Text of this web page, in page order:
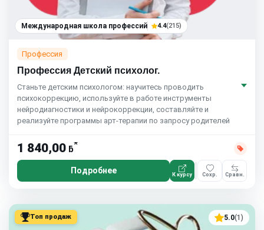
Международная школа профессий 4.4(215)
Профессия
Профессия Детский психолог.
Станьте детским психологом: научитесь проводить
психокоррекцию, используйте в работе инструменты
нейродиагностики и нейрокоррекции, составляйте и
реализуйте программы арт-терапии по запросу родителей
1 840,00 ƃ*
Подробнее К курсу Сохр. Сравн.
Топ продаж 5.0(1)